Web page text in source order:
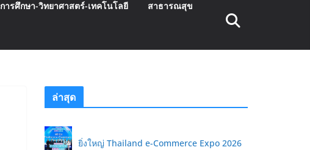
การศึกษา-วิทยาศาสตร์-เทคโนโลยี สาธารณสุข
ล่าสุด
ยิ่งใหญ่ Thailand e-Commerce Expo 2026